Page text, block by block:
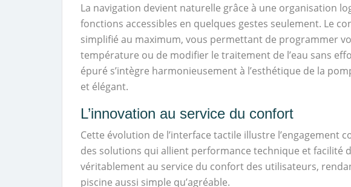
La navigation devient naturelle grâce à une organisation
fonctions accessibles en quelques gestes seulement. Le
simplifié au maximum, vous permettant de programmer
température ou de modifier le traitement de l’eau sans
épuré s’intègre harmonieusement à l’esthétique de la
et élégant.
L’innovation au service du confort
Cette évolution de l’interface tactile illustre l’engagement
des solutions qui allient performance technique et facilité
véritablement au service du confort des utilisateurs,
piscine aussi simple qu’agréable.